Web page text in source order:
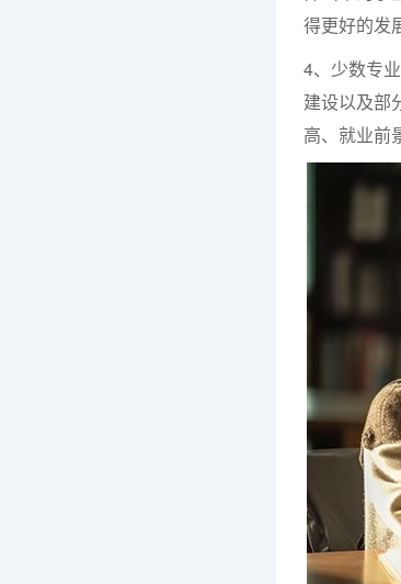
得更好的发
4、少数专
建设以及部
高、就业前